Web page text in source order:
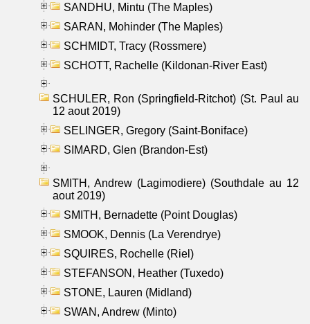
SANDHU, Mintu (The Maples)
SARAN, Mohinder (The Maples)
SCHMIDT, Tracy (Rossmere)
SCHOTT, Rachelle (Kildonan-River East)
SCHULER, Ron (Springfield-Ritchot) (St. Paul au
12 aout 2019)
SELINGER, Gregory (Saint-Boniface)
SIMARD, Glen (Brandon-Est)
SMITH, Andrew (Lagimodiere) (Southdale au 12
aout 2019)
SMITH, Bernadette (Point Douglas)
SMOOK, Dennis (La Verendrye)
SQUIRES, Rochelle (Riel)
STEFANSON, Heather (Tuxedo)
STONE, Lauren (Midland)
SWAN, Andrew (Minto)